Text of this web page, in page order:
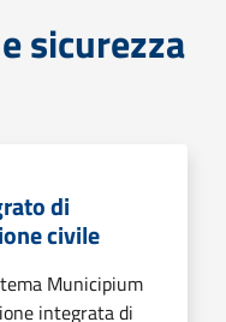
sicurezza
di
civile
Municipium
integrata di